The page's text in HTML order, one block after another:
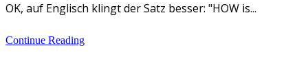
OK, auf Englisch klingt der Satz besser: "HOW is...
Continue Reading